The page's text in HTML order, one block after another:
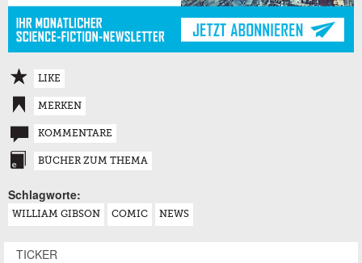
LIKE
MERKEN
KOMMENTARE
BÜCHER ZUM THEMA
Schlagworte:
WILLIAM GIBSON COMIC NEWS
TICKER